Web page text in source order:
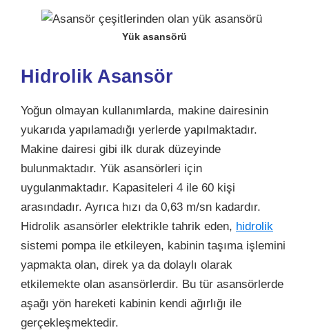
Yük asansörü
Hidrolik Asansör
Yoğun olmayan kullanımlarda, makine dairesinin
yukarıda yapılamadığı yerlerde yapılmaktadır.
Makine dairesi gibi ilk durak düzeyinde
bulunmaktadır. Yük asansörleri için
uygulanmaktadır. Kapasiteleri 4 ile 60 kişi
arasındadır. Ayrıca hızı da 0,63 m/sn kadardır.
Hidrolik asansörler elektrikle tahrik eden, hidrolik
sistemi pompa ile etkileyen, kabinin taşıma işlemini
yapmakta olan, direk ya da dolaylı olarak
etkilemekte olan asansörlerdir. Bu tür asansörlerde
aşağı yön hareketi kabinin kendi ağırlığı ile
gerçekleşmektedir.